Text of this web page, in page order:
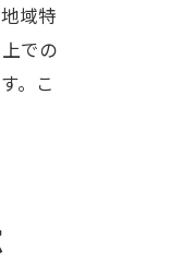
域特
での
。こ